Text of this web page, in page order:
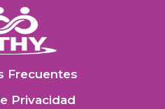
Frecuentes
Privacidad